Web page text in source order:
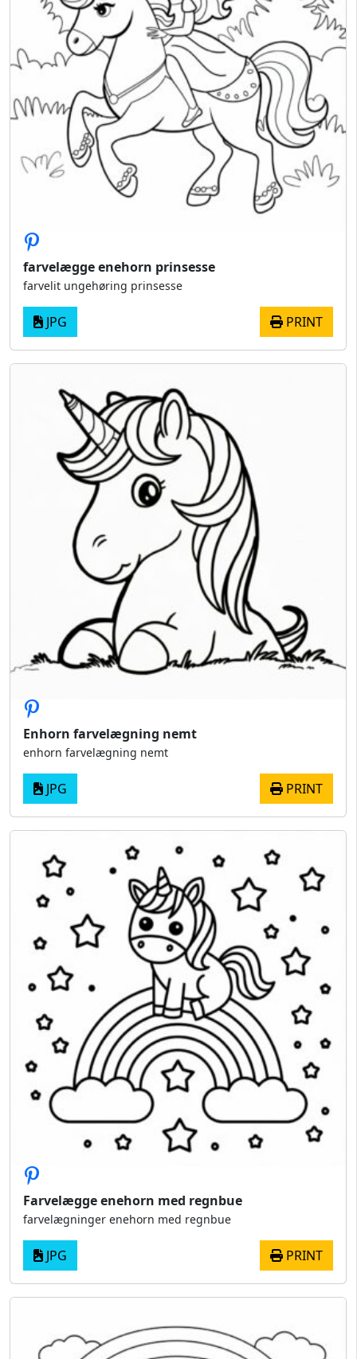
farvelægge enehorn prinsesse
farvelit ungehøring prinsesse
JPG PRINT
Enhorn farvelægning nemt
enhorn farvelægning nemt
JPG PRINT
Farvelægge enehorn med regnbue
farvelægninger enehorn med regnbue
JPG PRINT